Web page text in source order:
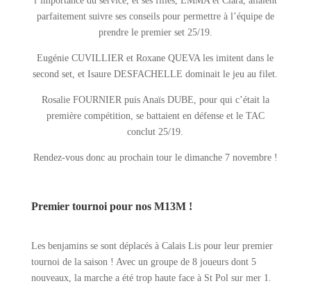
parfaitement suivre ses conseils pour permettre à l’équipe de
prendre le premier set 25/19.
Eugénie CUVILLIER et Roxane QUEVA les imitent dans le
second set, et Isaure DESFACHELLE dominait le jeu au filet.
Rosalie FOURNIER puis Anaïs DUBE, pour qui c’était la
première compétition, se battaient en défense et le TAC
conclut 25/19.
Rendez-vous donc au prochain tour le dimanche 7 novembre !
Premier tournoi pour nos M13M !
Les benjamins se sont déplacés à Calais Lis pour leur premier
tournoi de la saison ! Avec un groupe de 8 joueurs dont 5
nouveaux, la marche a été trop haute face à St Pol sur mer 1.